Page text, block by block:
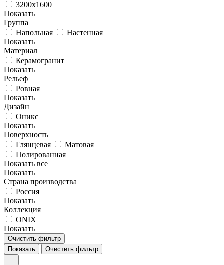
3200x1600
Показать
Группа
Напольная
Настенная
Показать
Материал
Керамогранит
Показать
Рельеф
Ровная
Показать
Дизайн
Оникс
Показать
Поверхность
Глянцевая
Матовая
Полированная
Показать все
Показать
Страна производства
Россия
Показать
Коллекция
ONIX
Показать
Очистить фильтр
Показать
Очистить фильтр